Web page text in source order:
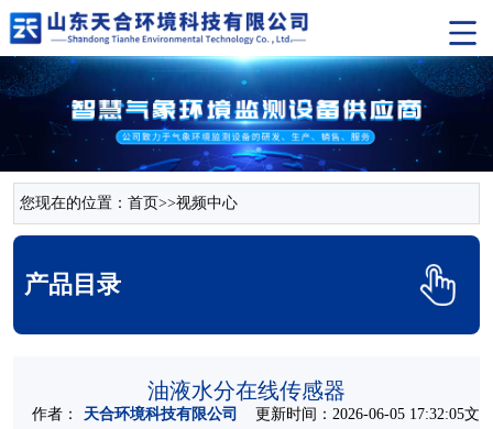
您现在的位置： 首页>>视频中心
产品目录
油液水分在线传感器
作者： 天合环境科技有限公司
更新时间：2026-06-05 17:32:05文